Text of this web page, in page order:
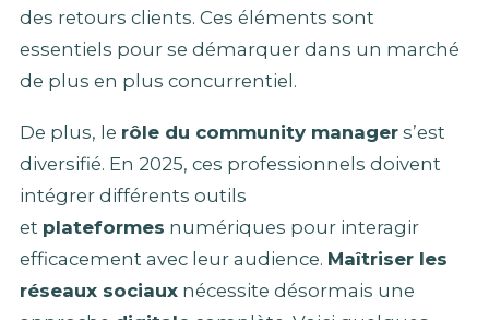
des retours clients. Ces éléments sont
essentiels pour se démarquer dans un marché
de plus en plus concurrentiel.
De plus, le rôle du community manager s’est
diversifié. En 2025, ces professionnels doivent
intégrer différents outils
et plateformes numériques pour interagir
efficacement avec leur audience. Maîtriser les
réseaux sociaux nécessite désormais une